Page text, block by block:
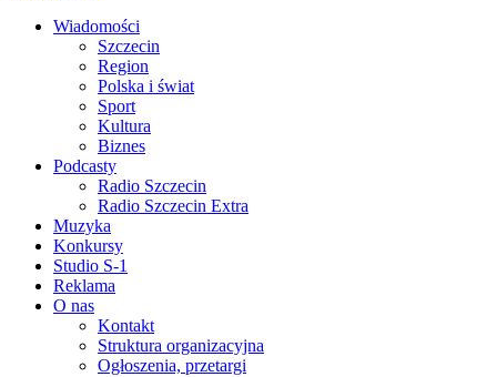
Wiadomości
Szczecin
Region
Polska i świat
Sport
Kultura
Biznes
Podcasty
Radio Szczecin
Radio Szczecin Extra
Muzyka
Konkursy
Studio S-1
Reklama
O nas
Kontakt
Struktura organizacyjna
Ogłoszenia, przetargi